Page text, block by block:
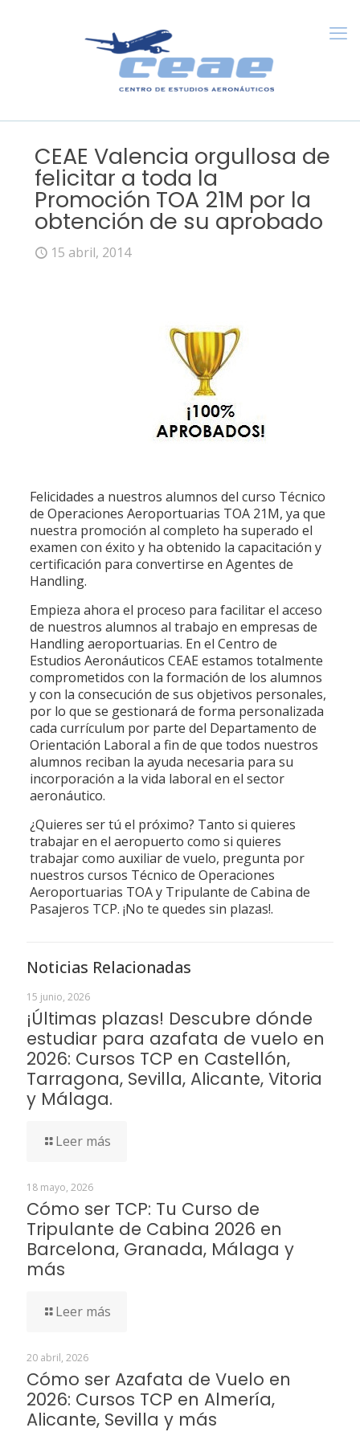
CEAE Valencia orgullosa de
felicitar a toda la
Promoción TOA 21M por la
obtención de su aprobado
15 abril, 2014
Felicidades a nuestros alumnos del curso Técnico
de Operaciones Aeroportuarias TOA 21M, ya que
nuestra promoción al completo ha superado el
examen con éxito y ha obtenido la capacitación y
certificación para convertirse en Agentes de
Handling.
Empieza ahora el proceso para facilitar el acceso
de nuestros alumnos al trabajo en empresas de
Handling aeroportuarias. En el Centro de
Estudios Aeronáuticos CEAE estamos totalmente
comprometidos con la formación de los alumnos
y con la consecución de sus objetivos personales,
por lo que se gestionará de forma personalizada
cada currículum por parte del Departamento de
Orientación Laboral a fin de que todos nuestros
alumnos reciban la ayuda necesaria para su
incorporación a la vida laboral en el sector
aeronáutico.
¿Quieres ser tú el próximo? Tanto si quieres
trabajar en el aeropuerto como si quieres
trabajar como auxiliar de vuelo, pregunta por
nuestros cursos Técnico de Operaciones
Aeroportuarias TOA y Tripulante de Cabina de
Pasajeros TCP. ¡No te quedes sin plazas!.
Noticias Relacionadas
15 junio, 2026
¡Últimas plazas! Descubre dónde
estudiar para azafata de vuelo en
2026: Cursos TCP en Castellón,
Tarragona, Sevilla, Alicante, Vitoria
y Málaga.
Leer más
18 mayo, 2026
Cómo ser TCP: Tu Curso de
Tripulante de Cabina 2026 en
Barcelona, Granada, Málaga y
más
Leer más
20 abril, 2026
Cómo ser Azafata de Vuelo en
2026: Cursos TCP en Almería,
Alicante, Sevilla y más